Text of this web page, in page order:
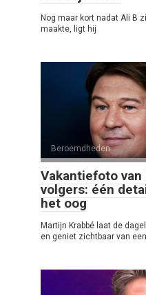
Nog maar kort nadat Ali B
maakte, ligt hij
Beroemdheden
Vakantiefoto
volgers: één
het oog
Martijn Krabbé laat de
en geniet zichtbaar van een